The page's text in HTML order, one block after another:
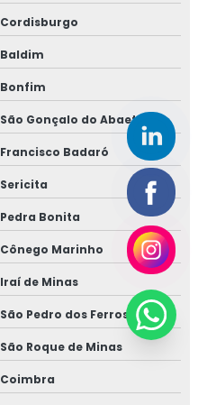
Cordisburgo
Baldim
Bonfim
São Gonçalo do Abaeté
Francisco Badaró
Sericita
Pedra Bonita
Cônego Marinho
Iraí de Minas
São Pedro dos Ferros
São Roque de Minas
Coimbra